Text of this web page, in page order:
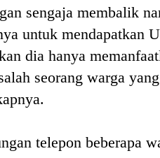
sengaja membalik
untuk mendapatkan
dia hanya
seorang warga
telepon beberapa